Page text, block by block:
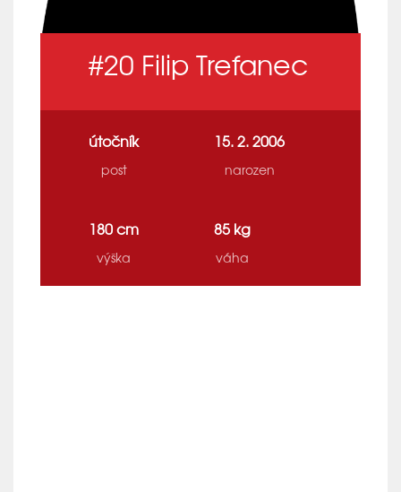
#20 Filip Trefanec
útočník
post
15. 2. 2006
narozen
180 cm
výška
85 kg
váha